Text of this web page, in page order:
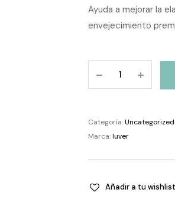
Ayuda a mejorar la
envejecimiento
MINE
Serum
Piel
ml
Categoría:Uncategorized
Marca:Iuver
Añadir a tu wishlist